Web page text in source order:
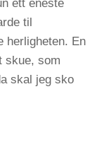
ett eneste
til
herligheten. En
skue, som
skal jeg sko